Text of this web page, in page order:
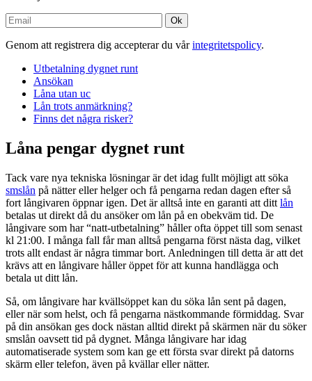
Genom att registrera dig accepterar du vårintegritetspolicy.
Utbetalning dygnet runt
Ansökan
Låna utan uc
Lån trots anmärkning?
Finns det några risker?
Låna pengar dygnet runt
Tack vare nya tekniska lösningar är det idag fullt möjligt att söka
smslån på nätter eller helger och få pengarna redan dagen efter så
fort långivaren öppnar igen. Det är alltså inte en garanti att ditt lån
betalas ut direkt då du ansöker om lån på en obekväm tid. De
långivare som har “natt-utbetalning” håller ofta öppet till som senast
kl 21:00. I många fall får man alltså pengarna först nästa dag, vilket
trots allt endast är några timmar bort. Anledningen till detta är att det
krävs att en långivare håller öppet för att kunna handlägga och
betala ut ditt lån.
Så, om långivare har kvällsöppet kan du söka lån sent på dagen,
eller när som helst, och få pengarna nästkommande förmiddag. Svar
på din ansökan ges dock nästan alltid direkt på skärmen när du söker
smslån oavsett tid på dygnet. Många långivare har idag
automatiserade system som kan ge ett första svar direkt på datorns
skärm eller telefon, även på kvällar eller nätter.